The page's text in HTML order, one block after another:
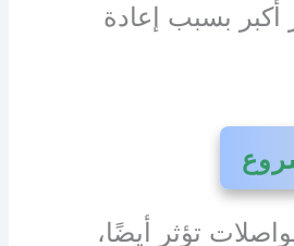
بسبب إعادة
تؤثر أيضًا،